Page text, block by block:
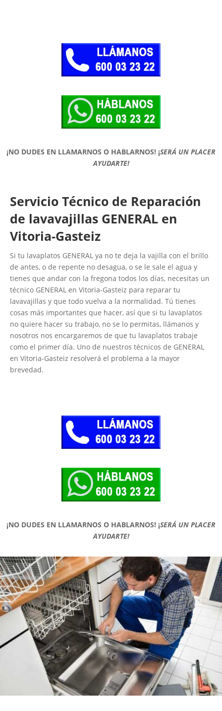
¡NO DUDES EN LLAMARNOS O HABLARNOS! ¡SERÁ UN PLACER
AYUDARTE!
Servicio Técnico de Reparación
de lavavajillas GENERAL en
Vitoria-Gasteiz
Si tu lavaplatos GENERAL ya no te deja la vajilla con el brillo
de antes, o de repente no desagua, o se le sale el agua y
tienes que andar con la fregona todos los días, necesitas un
técnico GENERAL en Vitoria-Gasteiz para reparar tu
lavavajillas y que todo vuelva a la normalidad. Tú tienes
cosas más importantes que hacer, así que si tu lavaplatos
no quiere hacer su trabajo, no se lo permitas, llámanos y
nosotros nos encargaremos de que tu lavaplatos trabaje
como el primer día. Uno de nuestros técnicos de GENERAL
en Vitoria-Gasteiz resolverá el problema a la mayor
brevedad.
¡NO DUDES EN LLAMARNOS O HABLARNOS! ¡SERÁ UN PLACER
AYUDARTE!